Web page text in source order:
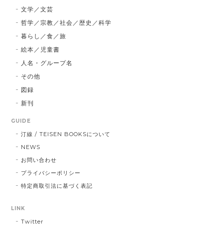
文学／文芸
哲学／宗教／社会／歴史／科学
暮らし／食／旅
絵本／児童書
人名・グループ名
その他
図録
新刊
GUIDE
汀線 / TEISEN BOOKSについて
NEWS
お問い合わせ
プライバシーポリシー
特定商取引法に基づく表記
LINK
Twitter